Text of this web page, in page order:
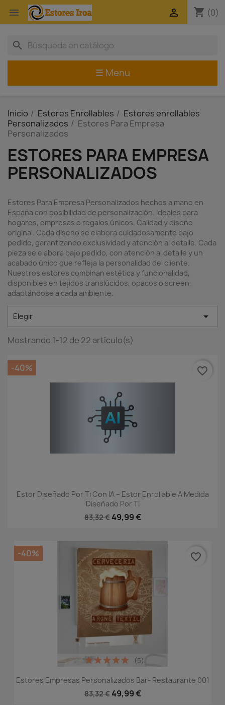
 shopping_cart (0)

search
☰ Menu
Inicio Estores Enrollables
Estores enrollables
Personalizados
Estores Para Empresa
Personalizados
ESTORES PARA EMPRESA
PERSONALIZADOS
Estores Para Empresa Personalizados hechos a mano en
España con posibilidad de personalización. Ideales para
hogares, empresas o regalos únicos. Calidad y diseño
original. Cada diseño se elabora cuidadosamente bajo
pedido, garantizando exclusividad y atención al detalle. Cada
pieza se elabora bajo pedido, con atención al detalle y un
acabado único que refleja la personalidad del cliente.
Nuestros estores combinan estética y funcionalidad,
disponibles en tejidos translúcidos, opacos o screen,
adaptándose a cada ambiente.
Elegir 
Mostrando 1-12 de 22 artículo(s)
Estor Diseñado Por Ti Con IA – Estor Enrollable A Medida
Diseñado Por Ti
83,32 € 49,99 €
-40% favorite_border
Estores Empresas Personalizados Bar- Restaurante 001
83,32 € 49,99 €
(5)
-40% favorite_border